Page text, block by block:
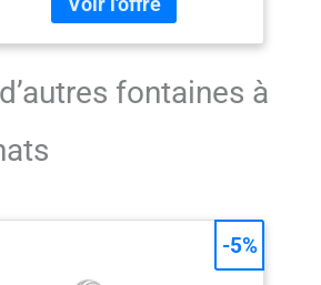
cuisine, la salle de bain ou à
heureux. Grande Batterie -
La fontaine à eau chat inox
de courant soudaines. Puce
de charge rapide et batterie
fontaines à
-5%